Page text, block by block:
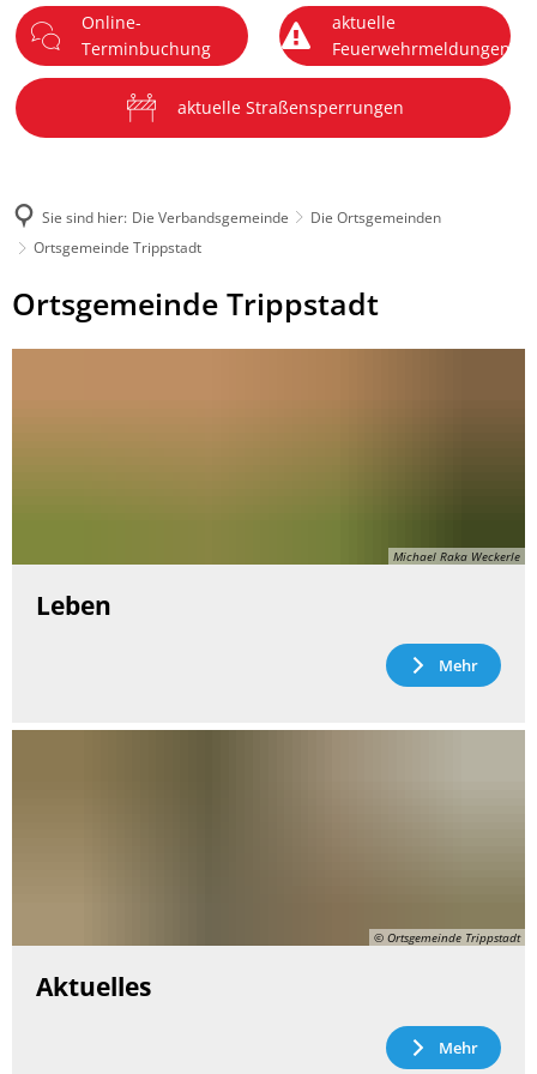
Menü
Online-
Terminbuchung
aktuelle
Feuerwehrmeldungen
aktuelle Straßensperrungen
Sie sind hier: Die Verbandsgemeinde
Die Ortsgemeinden
Ortsgemeinde Trippstadt
Ortsgemeinde
Trippstadt
Ortsgemeinde Trippstadt
Michael Raka Weckerle
Leben
Mehr
© Ortsgemeinde Trippstadt
Aktuelles
Mehr